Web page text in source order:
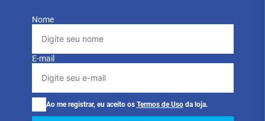
Nome
E-mail
Ao me registrar, eu aceito os Termos de Uso da loja.